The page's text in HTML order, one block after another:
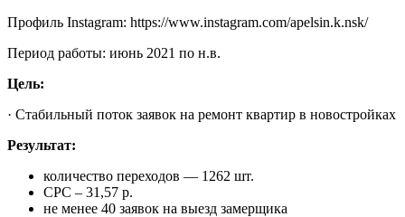
Профиль Instagram: https://www.instagram.com/apelsin.k.nsk/
Период работы: июнь 2021 по н.в.
Цель:
· Стабильный поток заявок на ремонт квартир в новостройках
Результат:
количество переходов — 1262 шт.
СРС – 31,57 р.
не менее 40 заявок на выезд замерщика